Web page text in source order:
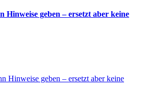
Hinweise geben – ersetzt aber keine